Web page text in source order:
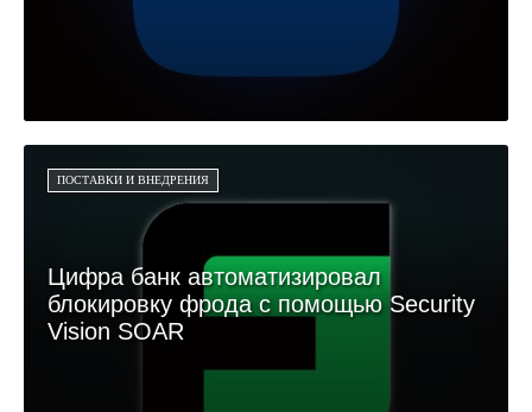
ПОСТАВКИ И ВНЕДРЕНИЯ
Цифра банк автоматизировал
блокировку фрода с помощью Security
Vision SOAR